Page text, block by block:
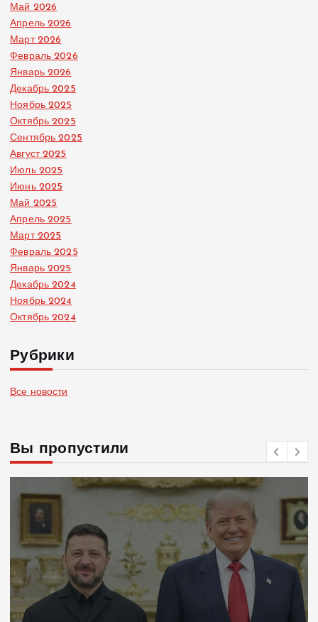
Май 2026
Апрель 2026
Март 2026
Февраль 2026
Январь 2026
Декабрь 2025
Ноябрь 2025
Октябрь 2025
Сентябрь 2025
Август 2025
Июль 2025
Июнь 2025
Май 2025
Апрель 2025
Март 2025
Февраль 2025
Январь 2025
Декабрь 2024
Ноябрь 2024
Октябрь 2024
Рубрики
Все новости
Вы пропустили